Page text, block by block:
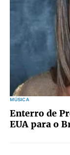
MÚSICA
Enterro de
EUA para o